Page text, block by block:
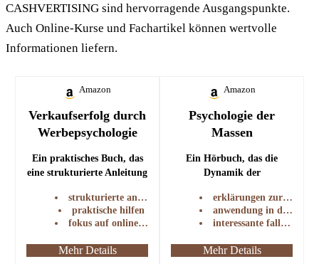
CASHVERTISING sind hervorragende Ausgangspunkte.
Auch Online-Kurse und Fachartikel können wertvolle
Informationen liefern.
Amazon
Verkaufserfolg durch
Werbepsychologie
Ein praktisches Buch, das
eine strukturierte Anleitung
und Beeinflussung von
Besucher:innen bietet.
strukturierte anleitung
praktische hilfen
fokus auf online-shops
Mehr Details
Amazon
Psychologie der
Massen
Ein Hörbuch, das die
Dynamik der
und wie sie in der Werbung
genutzt werden kann.
erklärungen zur massenpsychologie
anwendung in der werbung
interessante fallstudien
Mehr Details